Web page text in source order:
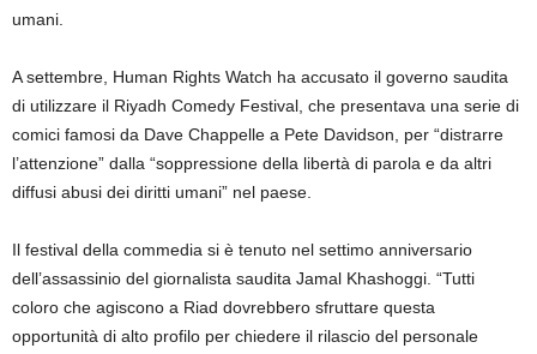
umani.
A settembre, Human Rights Watch ha accusato il governo saudita
di utilizzare il Riyadh Comedy Festival, che presentava una serie di
comici famosi da Dave Chappelle a Pete Davidson, per “distrarre
l’attenzione” dalla “soppressione della libertà di parola e da altri
diffusi abusi dei diritti umani” nel paese.
Il festival della commedia si è tenuto nel settimo anniversario
dell’assassinio del giornalista saudita Jamal Khashoggi. “Tutti
coloro che agiscono a Riad dovrebbero sfruttare questa
opportunità di alto profilo per chiedere il rilascio del personale